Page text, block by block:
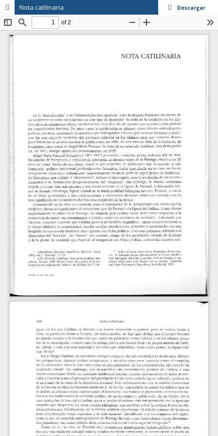
Nota catilinaria Descargar